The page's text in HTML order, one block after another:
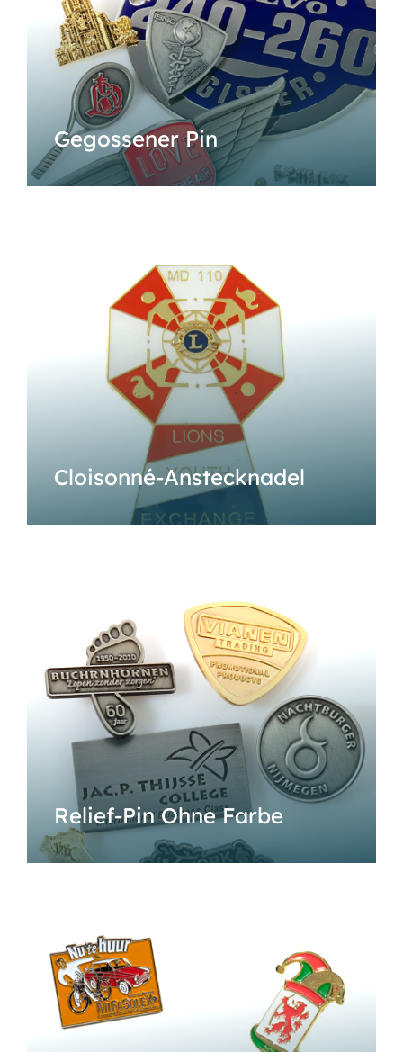
Gegossener Pin
Cloisonné-Anstecknadel
Relief-Pin Ohne Farbe